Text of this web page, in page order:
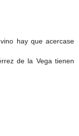
hay que acercase
de la Vega tienen